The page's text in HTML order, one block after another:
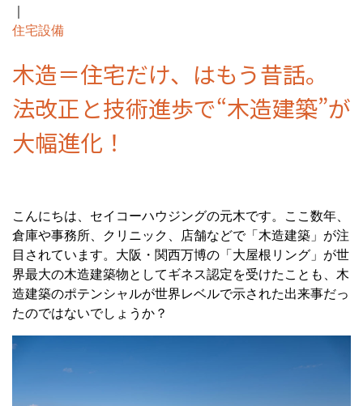
住宅設備
木造＝住宅だけ、はもう昔話。
法改正と技術進歩で“木造建築”が
大幅進化！
こんにちは、セイコーハウジングの元木です。ここ数年、
倉庫や事務所、クリニック、店舗などで「木造建築」が注
目されています。大阪・関西万博の「大屋根リング」が世
界最大の木造建築物としてギネス認定を受けたことも、木
造建築のポテンシャルが世界レベルで示された出来事だっ
たのではないでしょうか？